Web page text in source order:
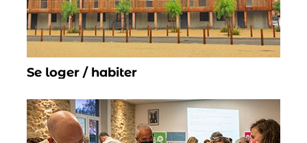
Se loger / habiter